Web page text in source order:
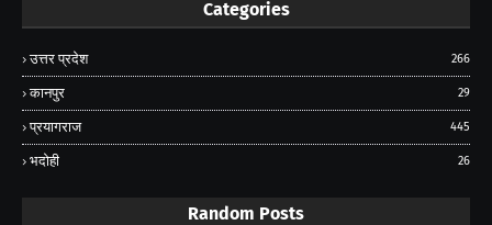
Categories
उत्तर प्रदेश 266
कानपुर 29
प्रयागराज 445
भदोही 26
Random Posts